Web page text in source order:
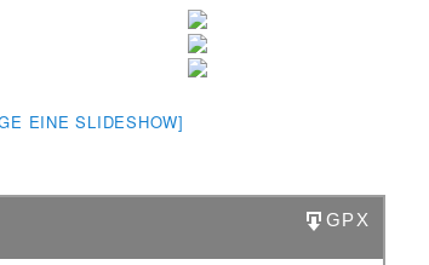
EINE SLIDESHOW]
GPX